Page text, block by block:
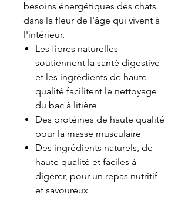
besoins énergétiques des chats
dans la fleur de l'âge qui vivent à
l'intérieur.
Les fibres naturelles
soutiennent la santé digestive
et les ingrédients de haute
qualité facilitent le nettoyage
du bac à litière
Des protéines de haute qualité
pour la masse musculaire
Des ingrédients naturels, de
haute qualité et faciles à
digérer, pour un repas nutritif
et savoureux